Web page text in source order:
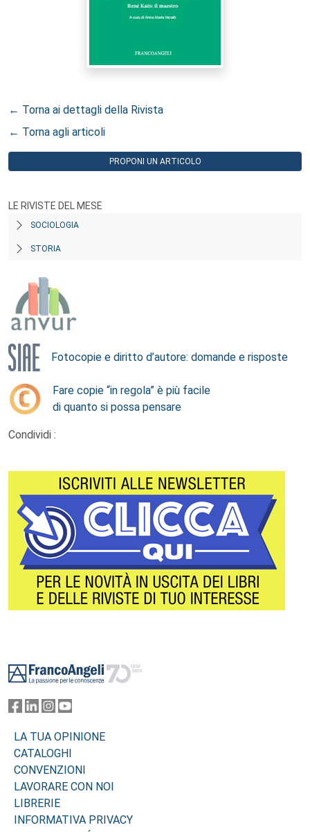
← Torna ai dettagli della Rivista
← Torna agli articoli
PROPONI UN ARTICOLO
LE RIVISTE DEL MESE
SOCIOLOGIA
STORIA
Fotocopie e diritto d’autore: domande e risposte
Fare copie “in regola” è più facile
di quanto si possa pensare
Condividi :
LA TUA OPINIONE
CATALOGHI
CONVENZIONI
LAVORARE CON NOI
LIBRERIE
INFORMATIVA PRIVACY